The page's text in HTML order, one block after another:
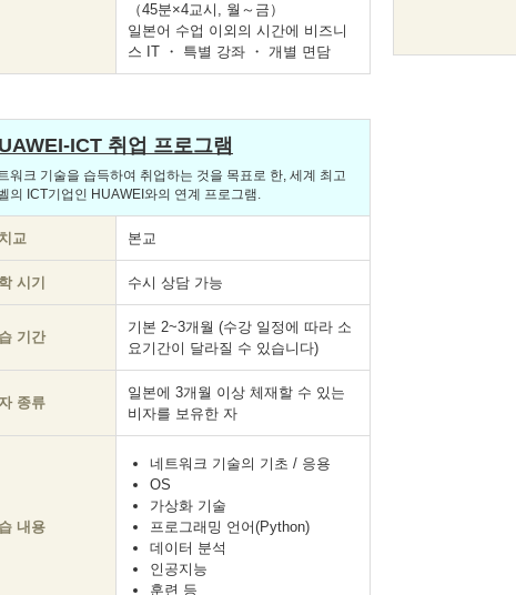
（45분×4교시, 월～금）
일본어 수업 이외의 시간에 비즈니
스 IT ・ 특별 강좌 ・ 개별 면담
ICT 취업 프로그램
워크 기술을 습득하여 취업하는 것을 목표로 한, 세계 최고
의 ICT기업인 HUAWEI와의 연계 프로그램.
교 본교
시기 수시 상담 가능
기간
기본 2~3개월 (수강 일정에 따라 소
요기간이 달라질 수 있습니다)
종류
일본에 3개월 이상 체재할 수 있는
비자를 보유한 자
내용
네트워크 기술의 기초 / 응용
OS
가상화 기술
프로그래밍 언어(Python)
데이터 분석
인공지능
훈련 등